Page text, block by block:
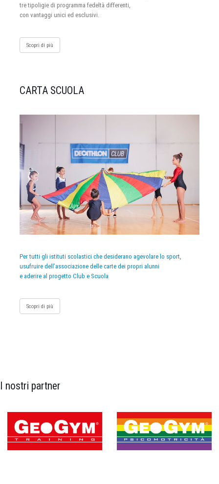
tre tipoligie di programma fedeltà differenti,
con vantaggi unici ed esclusivi.
Scopri di più
CARTA SCUOLA
Per tutti gli istituti scolastici che desiderano agevolare lo sport,
usufruire dell’associazione delle carte dei propri alunni
e aderire al progetto Club e Scuola
Scopri di più
I nostri partner